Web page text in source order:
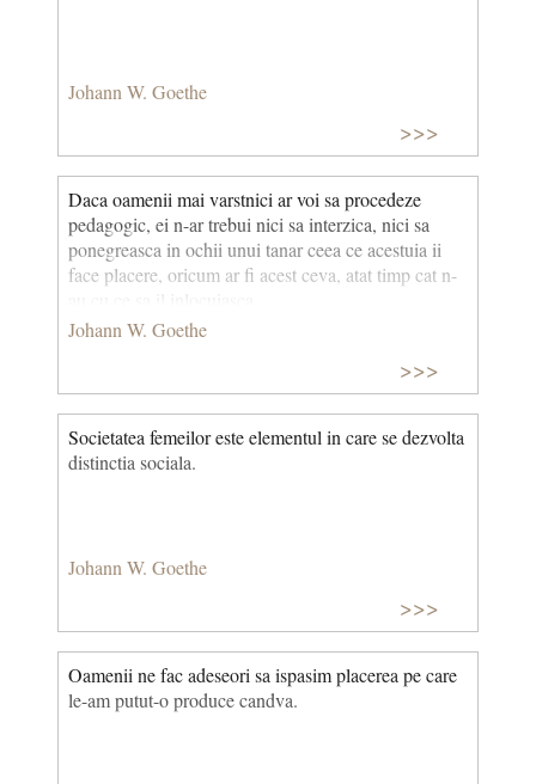
Johann W. Goethe
>>>
Daca oamenii mai varstnici ar voi sa procedeze
pedago­gic, ei n-ar trebui nici sa interzica, nici sa
ponegreasca in ochii unui tanar ceea ce acestuia ii
face placere, oricum ar fi acest ceva, atat timp cat n-
Johann W. Goethe
>>>
Societatea femeilor este elementul in care se dezvolta
distinctia sociala.
Johann W. Goethe
>>>
Oamenii ne fac adeseori sa ispasim placerea pe care
le-am putut-o produce candva.